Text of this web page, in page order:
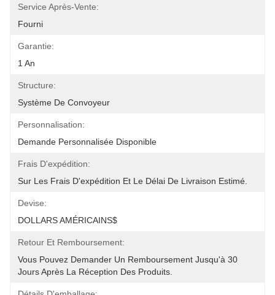
Service Après-Vente:
Fourni
Garantie:
1 An
Structure:
Système De Convoyeur
Personnalisation:
Demande Personnalisée Disponible
Frais D'expédition:
Sur Les Frais D'expédition Et Le Délai De Livraison Estimé.
Devise:
DOLLARS AMÉRICAINS$
Retour Et Remboursement:
Vous Pouvez Demander Un Remboursement Jusqu'à 30
Jours Après La Réception Des Produits.